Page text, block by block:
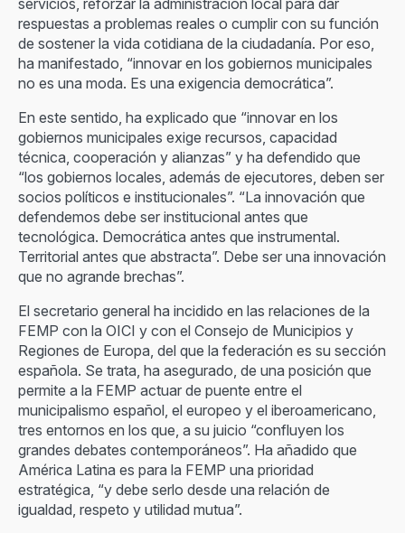
respuestas a problemas reales o cumplir con su función
de sostener la vida cotidiana de la ciudadanía. Por eso,
ha manifestado, “innovar en los gobiernos municipales
no es una moda. Es una exigencia democrática”.
En este sentido, ha explicado que “innovar en los
gobiernos municipales exige recursos, capacidad
técnica, cooperación y alianzas” y ha defendido que
“los gobiernos locales, además de ejecutores, deben ser
socios políticos e institucionales”. “La innovación que
defendemos debe ser institucional antes que
tecnológica. Democrática antes que instrumental.
Territorial antes que abstracta”. Debe ser una innovación
que no agrande brechas”.
El secretario general ha incidido en las relaciones de la
FEMP con la OICI y con el Consejo de Municipios y
Regiones de Europa, del que la federación es su sección
española. Se trata, ha asegurado, de una posición que
permite a la FEMP actuar de puente entre el
municipalismo español, el europeo y el iberoamericano,
tres entornos en los que, a su juicio “confluyen los
grandes debates contemporáneos”. Ha añadido que
América Latina es para la FEMP una prioridad
estratégica, “y debe serlo desde una relación de
igualdad, respeto y utilidad mutua”.